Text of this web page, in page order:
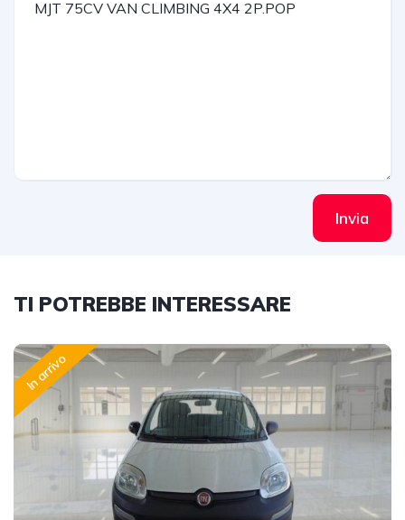
Invia
TI POTREBBE INTERESSARE
In arrivo